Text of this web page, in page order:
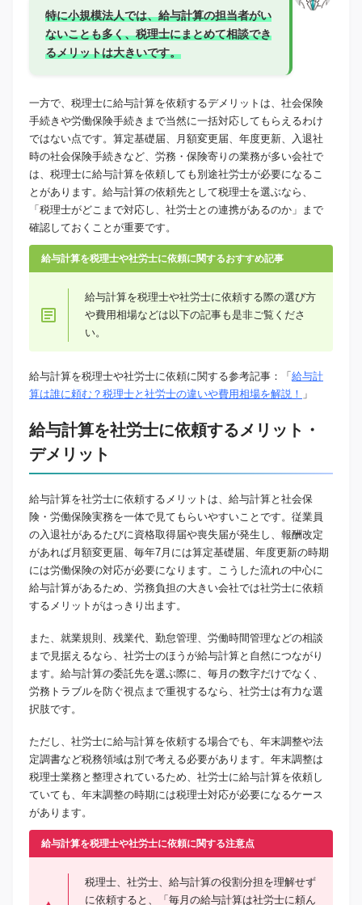
特に小規模法人では、給与計算の担当者がい
ないことも多く、税理士にまとめて相談でき
るメリットは大きいです。
一方で、税理士に給与計算を依頼するデメリットは、社会保険
手続きや労働保険手続きまで当然に一括対応してもらえるわけ
ではない点です。算定基礎届、月額変更届、年度更新、入退社
時の社会保険手続きなど、労務・保険寄りの業務が多い会社で
は、税理士に給与計算を依頼しても別途社労士が必要になるこ
とがあります。給与計算の依頼先として税理士を選ぶなら、
「税理士がどこまで対応し、社労士との連携があるのか」まで
確認しておくことが重要です。
給与計算を税理士や社労士に依頼に関するおすすめ記事
給与計算を税理士や社労士に依頼する際の選び方
や費用相場などは以下の記事も是非ご覧くださ
い。
給与計算を税理士や社労士に依頼に関する参考記事：「 給与計
算は誰に頼む？税理士と社労士の違いや費用相場を解説！ 」
給与計算を社労士に依頼するメリット・
デメリット
給与計算を社労士に依頼するメリットは、給与計算と社会保
険・労働保険実務を一体で見てもらいやすいことです。従業員
の入退社があるたびに資格取得届や喪失届が発生し、報酬改定
があれば月額変更届、毎年7月には算定基礎届、年度更新の時期
には労働保険の対応が必要になります。こうした流れの中心に
給与計算があるため、労務負担の大きい会社では社労士に依頼
するメリットがはっきり出ます。
また、就業規則、残業代、勤怠管理、労働時間管理などの相談
まで見据えるなら、社労士のほうが給与計算と自然につながり
ます。給与計算の委託先を選ぶ際に、毎月の数字だけでなく、
労務トラブルを防ぐ視点まで重視するなら、社労士は有力な選
択肢です。
ただし、社労士に給与計算を依頼する場合でも、年末調整や法
定調書など税務領域は別で考える必要があります。年末調整は
税理士業務と整理されているため、社労士に給与計算を依頼し
ていても、年末調整の時期には税理士対応が必要になるケース
があります。
給与計算を税理士や社労士に依頼に関する注意点
税理士、社労士、給与計算の役割分担を理解せず
に依頼すると、「毎月の給与計算は社労士に頼ん